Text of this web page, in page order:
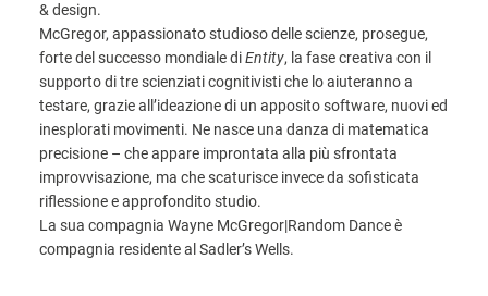
& design.
McGregor, appassionato studioso delle scienze, prosegue,
forte del successo mondiale diEntity, la fase creativa con il
supporto di tre scienziati cognitivisti che lo aiuteranno a
testare, grazie all’ideazione di un apposito software, nuovi ed
inesplorati movimenti. Ne nasce una danza di matematica
precisione – che appare improntata alla più sfrontata
improvvisazione, ma che scaturisce invece da sofisticata
riflessione e approfondito studio.
La sua compagnia Wayne McGregor|Random Dance è
compagnia residente al Sadler’s Wells.